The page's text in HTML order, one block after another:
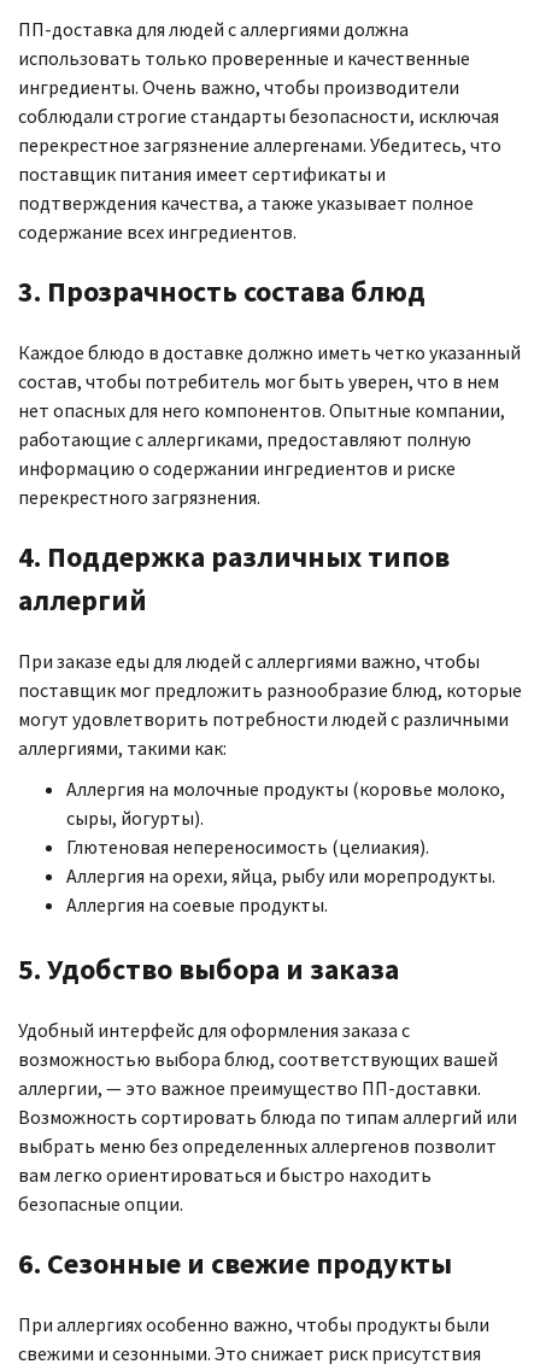
ПП-доставка для людей с аллергиями должна
использовать только проверенные и качественные
ингредиенты. Очень важно, чтобы производители
соблюдали строгие стандарты безопасности, исключая
перекрестное загрязнение аллергенами. Убедитесь, что
поставщик питания имеет сертификаты и
подтверждения качества, а также указывает полное
содержание всех ингредиентов.
3. Прозрачность состава блюд
Каждое блюдо в доставке должно иметь четко указанный
состав, чтобы потребитель мог быть уверен, что в нем
нет опасных для него компонентов. Опытные компании,
работающие с аллергиками, предоставляют полную
информацию о содержании ингредиентов и риске
перекрестного загрязнения.
4. Поддержка различных типов
аллергий
При заказе еды для людей с аллергиями важно, чтобы
поставщик мог предложить разнообразие блюд, которые
могут удовлетворить потребности людей с различными
аллергиями, такими как:
Аллергия на молочные продукты (коровье молоко,
сыры, йогурты).
Глютеновая непереносимость (целиакия).
Аллергия на орехи, яйца, рыбу или морепродукты.
Аллергия на соевые продукты.
5. Удобство выбора и заказа
Удобный интерфейс для оформления заказа с
возможностью выбора блюд, соответствующих вашей
аллергии, — это важное преимущество ПП-доставки.
Возможность сортировать блюда по типам аллергий или
выбрать меню без определенных аллергенов позволит
вам легко ориентироваться и быстро находить
безопасные опции.
6. Сезонные и свежие продукты
При аллергиях особенно важно, чтобы продукты были
свежими и сезонными. Это снижает риск присутствия